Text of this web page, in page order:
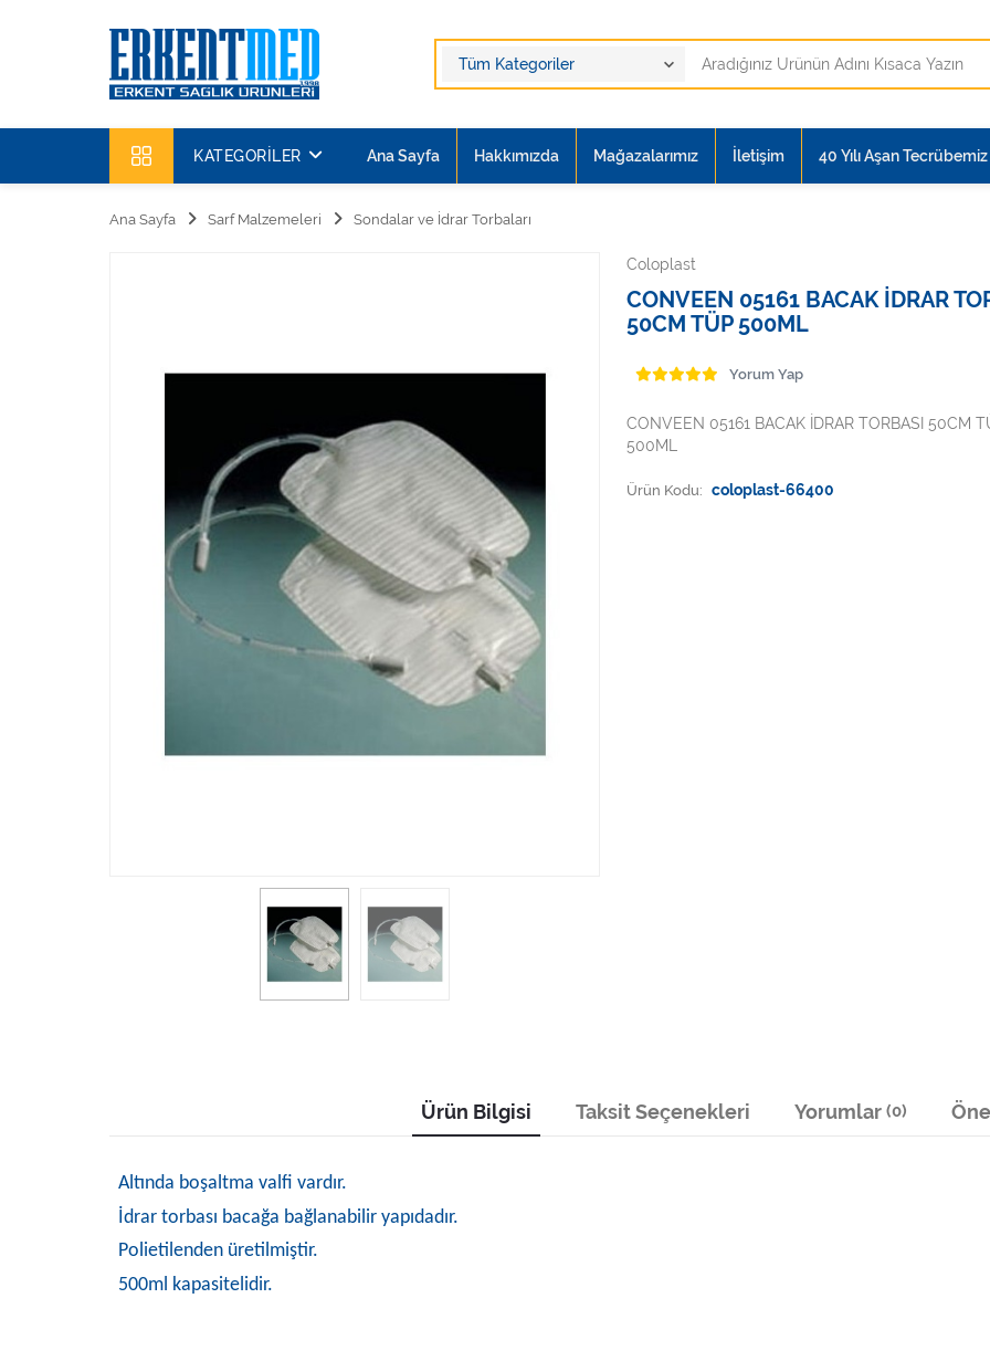
KATEGORILER Ana Sayfa Hakkımızda Mağazalarımız İletişim 40 Yılı Aşan
Ana Sayfa Sarf Malzemeleri Sondalar ve İdrar Torbaları
Coloplast
CONVEEN 05161 BACAK İDRAR
50CM TÜP 500ML
Yorum Yap
CONVEEN 05161 BACAK İDRAR TORBASI 50CM
500ML
Ürün Kodu: coloplast-66400
Ürün Bilgisi Taksit Seçenekleri Yorumlar (0)
Altında boşaltma valfi vardır.
İdrar torbası bacağa bağlanabilir yapıdadır.
Polietilenden üretilmiştir.
500ml kapasitelidir.